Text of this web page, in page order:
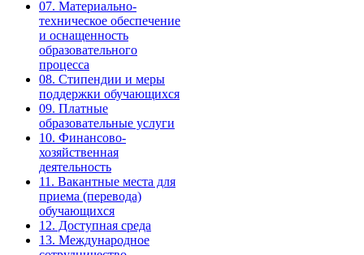
07. Материально-
техническое обеспечение
и оснащенность
образовательного
процесса
08. Стипендии и меры
поддержки обучающихся
09. Платные
образовательные услуги
10. Финансово-
хозяйственная
деятельность
11. Вакантные места для
приема (перевода)
обучающихся
12. Доступная среда
13. Международное